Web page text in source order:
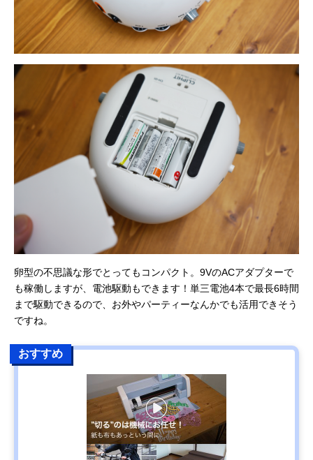
卵型の不思議な形でとってもコンパクト。9VのACアダプターで
も稼働しますが、電池駆動もできます！単三電池4本で最長6時間
まで駆動できるので、お外やパーティーなんかでも活用できそう
ですね。
おすすめ